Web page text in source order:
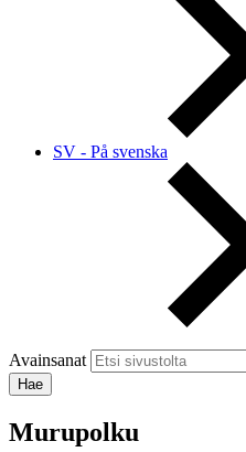
SV - På svenska
Avainsanat
Murupolku